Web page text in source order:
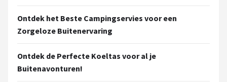
Ontdek het Beste Campingservies voor een
Zorgeloze Buitenervaring
Ontdek de Perfecte Koeltas voor al je
Buitenavonturen!